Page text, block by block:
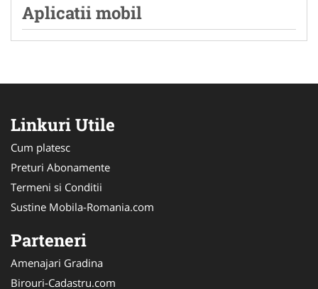
Aplicatii mobil
Linkuri Utile
Cum platesc
Preturi Abonamente
Termeni si Conditii
Sustine Mobila-Romania.com
Parteneri
Amenajari Gradina
Birouri-Cadastru.com